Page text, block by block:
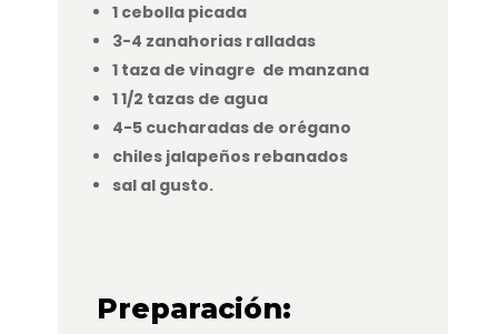
1 cebolla picada
3-4 zanahorias ralladas
1 taza de vinagre de manzana
1 1/2 tazas de agua
4-5 cucharadas de orégano
chiles jalapeños rebanados
sal al gusto.
Preparación: